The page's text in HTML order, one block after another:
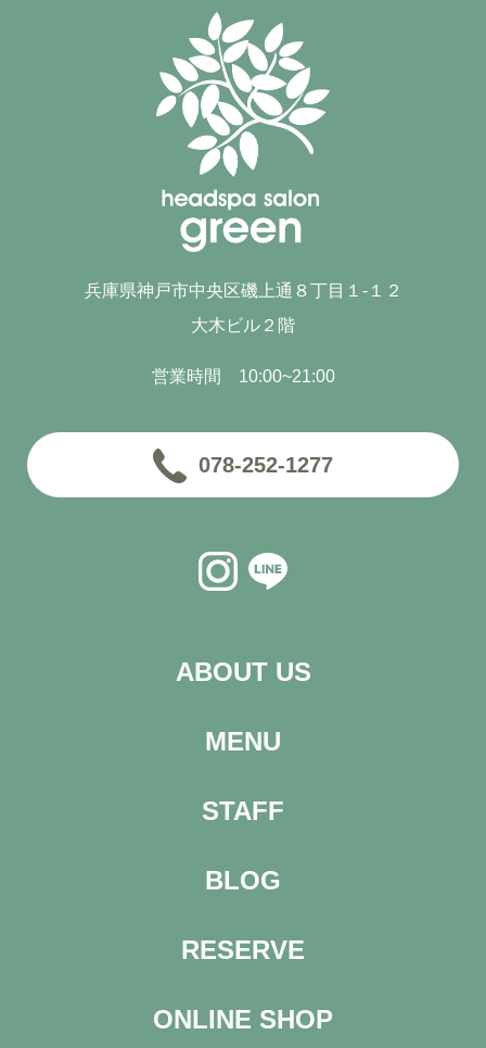
兵庫県神戸市中央区磯上通８丁目１-１２
大木ビル２階
営業時間 10:00~21:00
078-252-1277
ABOUT US
MENU
STAFF
BLOG
RESERVE
ONLINE SHOP